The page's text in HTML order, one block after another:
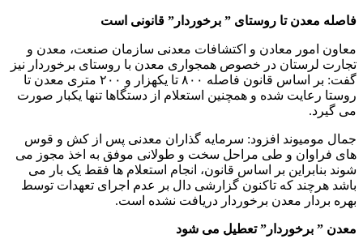
فاصله معدن تا روستای ” برخوردار” قانونی است
معاون امور معادن و اکتشافات معدنی سازمان صنعت، معدن و
تجارت لرستان در خصوص همجواری معدن با روستای برخوردار نیز
گفت: بر اساس قانون فاصله ۸۰۰ تا یکهزار و ۲۰۰ متری معدن تا
روستا رعایت شده و همچنین استعلام از دستگاها تنها یکبار صورت
می گیرد.
جمال مومیوند افزود: سرمایه گذاران معدنی پس از کش و قوس
های فراوان و طی مراحل سخت و طولانی موفق به اخذ مجوز می
شوند بنابراین بر اساس قانون، انجام استعلام ها فقط یک بار می
باشد هرچند که تاکنون گزارشی دال بر عدم اجرای تعهدات توسط
بهره بردار معدن برخوردار دریافت نشده است.
معدن ” برخوردار” تعطیل می شود